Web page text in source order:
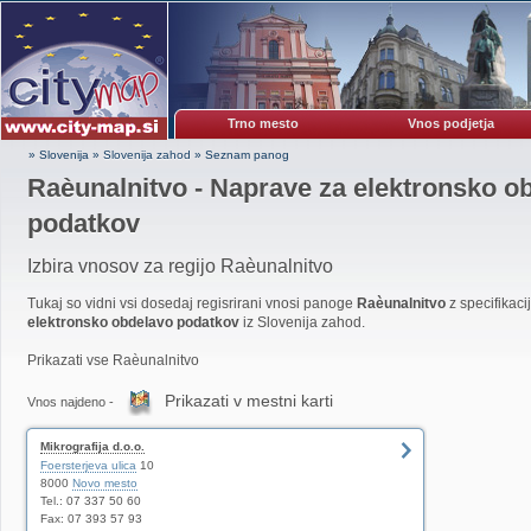
Trno mesto Vnos podjetja
» Slovenija » Slovenija zahod » Seznam panog
Raèunalnitvo - Naprave za elektronsko
podatkov
Izbira vnosov za regijo Raèunalnitvo
Tukaj so vidni vsi dosedaj regisrirani vnosi panoge Raèunalnitvo z
elektronsko obdelavo podatkov iz Slovenija zahod.
Prikazati vse Raèunalnitvo
Vnos najdeno - Prikazati v mestni karti
Mikrografija d.o.o.
Foersterjeva ulica 10
8000 Novo mesto
Tel.: 07 337 50 60
Fax: 07 393 57 93